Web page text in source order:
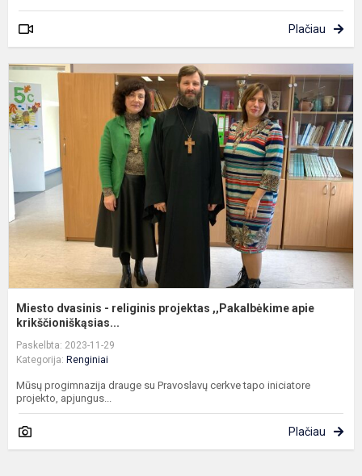
Plačiau
Miesto dvasinis - religinis projektas ,,Pakalbėkime apie
krikščioniškąsias...
Paskelbta: 2023-11-29
Kategorija: Renginiai
Mūsų progimnazija drauge su Pravoslavų cerkve tapo iniciatore
projekto, apjungus...
Plačiau